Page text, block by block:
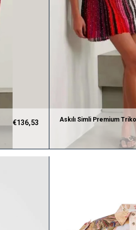
€136,53
Askılı Simli Premium